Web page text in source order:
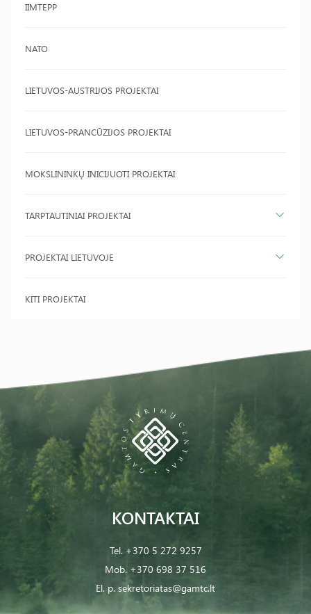
IIMTEPP
NATO
LIETUVOS-AUSTRIJOS PROJEKTAI
LIETUVOS-PRANCŪZIJOS PROJEKTAI
MOKSLININKŲ INICIJUOTI PROJEKTAI
TARPTAUTINIAI PROJEKTAI
PROJEKTAI LIETUVOJE
KITI PROJEKTAI
KONTAKTAI
Tel. +370 5 272 9257
Mob. +370 698 37 516
El. p. sekretoriatas@gamtc.lt